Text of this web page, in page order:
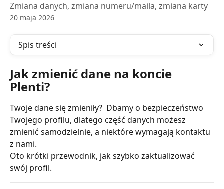
Zmiana danych, zmiana numeru/maila, zmiana karty
20 maja 2026
Spis treści
Jak zmienić dane na koncie
Plenti?
Twoje dane się zmieniły?  Dbamy o bezpieczeństwo
Twojego profilu, dlatego część danych możesz
zmienić samodzielnie, a niektóre wymagają kontaktu
z nami.
Oto krótki przewodnik, jak szybko zaktualizować
swój profil.